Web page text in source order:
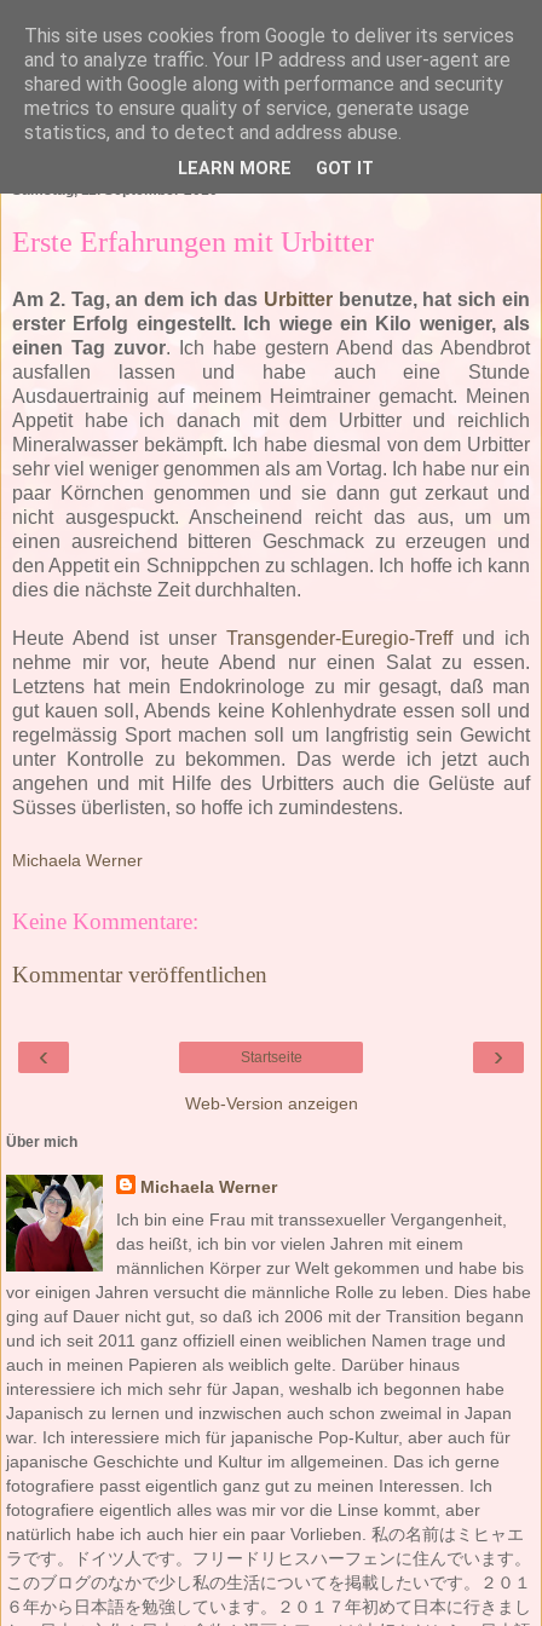
Samstag, 11. September 2010
Erste Erfahrungen mit Urbitter
Am 2. Tag, an dem ich das Urbitterbenutze, hat sich ein
erster Erfolg eingestellt. Ich wiege ein Kilo weniger, als
einen Tag zuvor. Ich habe gestern Abend das Abendbrot
ausfallen lassen und habe auch eine Stunde
Ausdauertrainig auf meinem Heimtrainer gemacht. Meinen
Appetit habe ich danach mit dem Urbitter und reichlich
Mineralwasser bekämpft. Ich habe diesmal von dem Urbitter
sehr viel weniger genommen als am Vortag. Ich habe nur ein
paar Körnchen genommen und sie dann gut zerkaut und
nicht ausgespuckt. Anscheinend reicht das aus, um um
einen ausreichend bitteren Geschmack zu erzeugen und
den Appetit ein Schnippchen zu schlagen. Ich hoffe ich kann
dies die nächste Zeit durchhalten.
Heute Abend ist unser Transgender-Euregio-Treffund ich
nehme mir vor, heute Abend nur einen Salat zu essen.
Letztens hat mein Endokrinologe zu mir gesagt, daß man
gut kauen soll, Abends keine Kohlenhydrate essen soll und
regelmässig Sport machen soll um langfristig sein Gewicht
unter Kontrolle zu bekommen. Das werde ich jetzt auch
angehen und mit Hilfe des Urbitters auch die Gelüste auf
Süsses überlisten, so hoffe ich zumindestens.
Michaela Werner
Keine Kommentare:
Kommentar veröffentlichen
‹ ›
Startseite
Web-Version anzeigen
Über mich
Michaela Werner
Ich bin eine Frau mit transsexueller Vergangenheit,
das heißt, ich bin vor vielen Jahren mit einem
männlichen Körper zur Welt gekommen und habe bis
vor einigen Jahren versucht die männliche Rolle zu leben. Dies habe
ging auf Dauer nicht gut, so daß ich 2006 mit der Transition begann
und ich seit 2011 ganz offiziell einen weiblichen Namen trage und
auch in meinen Papieren als weiblich gelte. Darüber hinaus
interessiere ich mich sehr für Japan, weshalb ich begonnen habe
Japanisch zu lernen und inzwischen auch schon zweimal in Japan
war. Ich interessiere mich für japanische Pop-Kultur, aber auch für
japanische Geschichte und Kultur im allgemeinen. Das ich gerne
fotografiere passt eigentlich ganz gut zu meinen Interessen. Ich
fotografiere eigentlich alles was mir vor die Linse kommt, aber
natürlich habe ich auch hier ein paar Vorlieben. 私の名前はミヒャエ
ラです。ドイツ人です。フリードリヒスハーフェンに住んでいます。
このブログのなかで少し私の生活についてを掲載したいです。２０１
６年から日本語を勉強しています。２０１７年初めて日本に行きまし
This site uses cookies from Google to deliver its services
and to analyze traffic. Your IP address and user-agent are
shared with Google along with performance and security
metrics to ensure quality of service, generate usage
statistics, and to detect and address abuse.
LEARN MORE GOT IT